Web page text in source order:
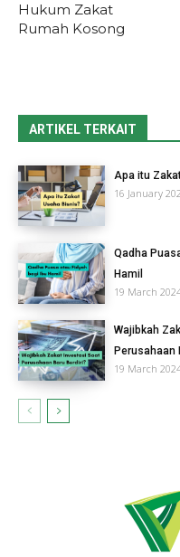
Hukum Zakat
Rumah Kosong
ARTIKEL TERKAIT
Apa itu
16 January
Qadha
Hamil
19 March
Wajibkah
Perusahaan
19 March